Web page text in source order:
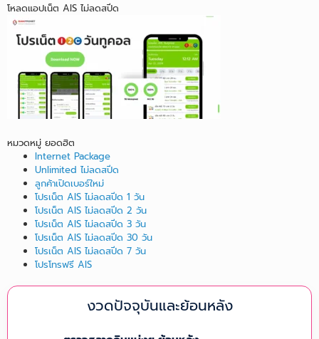
โหลดแอปเน็ต AIS ไม่ลดสปีด
หมวดหมู่ ยอดฮิต
Internet Package
Unlimited ไม่ลดสปีด
ลูกค้าเปิดเบอร์ใหม่
โปรเน็ต AIS ไม่ลดสปีด 1 วัน
โปรเน็ต AIS ไม่ลดสปีด 2 วัน
โปรเน็ต AIS ไม่ลดสปีด 3 วัน
โปรเน็ต AIS ไม่ลดสปีด 30 วัน
โปรเน็ต AIS ไม่ลดสปีด 7 วัน
โปรโทรฟรี AIS
งวดปัจจุบันและย้อนหลัง